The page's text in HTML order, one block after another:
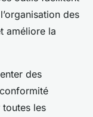
des
améliore la
des
les